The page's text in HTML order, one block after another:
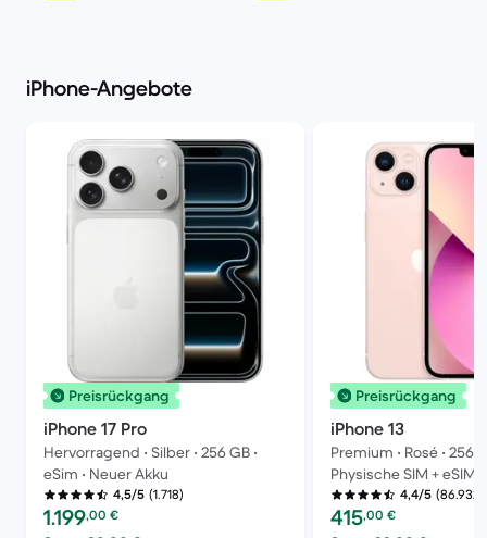
iPhone-Angebote
Preisrückgang
iPhone 17 Pro
Hervorragend • Silber • 256 GB •
eSim • Neuer Akku
4,5/5 (1.718)
Preis des erneuerten Produkts:
1.199,00 €
Preisrückgang
iPhone 13
Premium • Rosé • 256
Physische SIM + eSIM
4,4/5 (86.932)
Preis des erneuerten
415,00 €